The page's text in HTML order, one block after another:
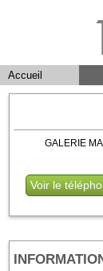
Accueil
GALERIE
Voir le